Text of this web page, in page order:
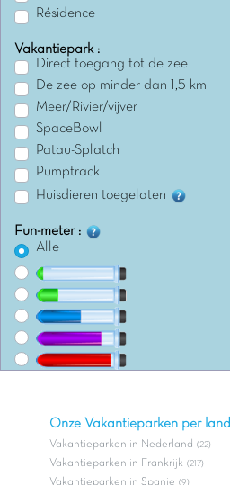
Résidence
Vakantiepark :
Direct toegang tot de zee
De zee op minder dan 1,5 km
Meer/Rivier/vijver
SpaceBowl
Patau-Splatch
Pumptrack
Huisdieren toegelaten
Fun-meter :
Alle
Onze Vakantieparken per land
Vakantieparken in Nederland (22)
Vakantieparken in Frankrijk (217)
Vakantieparken in Spanje (9)